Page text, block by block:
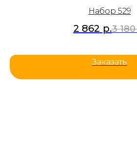
Набор 529
2 862 р.3 180
Заказать